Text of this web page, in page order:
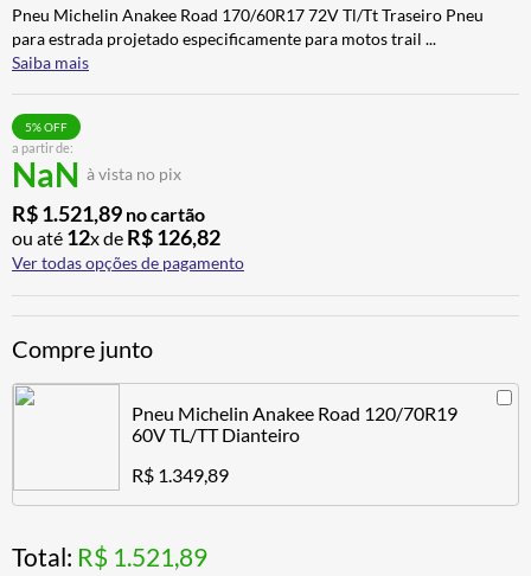
Pneu Michelin Anakee Road 170/60R17 72V Tl/Tt Traseiro Pneu
para estrada projetado especificamente para motos trail ...
Saiba mais
a partir de:
NaN à vista no pix
5% OFF
R$1.521,89 no cartão
ou até 12x de R$126,82
Ver todas opções de pagamento
Compre junto
Pneu Michelin Anakee Road 120/70R19
60V TL/TT Dianteiro
R$ 1.349,89
Total: R$ 1.521,89
7º ALPINESTAR
8º CALÇA
9º BOTAS
10º